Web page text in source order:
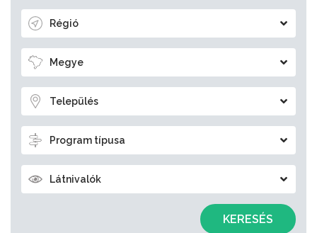
Régió
Megye
Település
Program típusa
Látnivalók
KERESÉS